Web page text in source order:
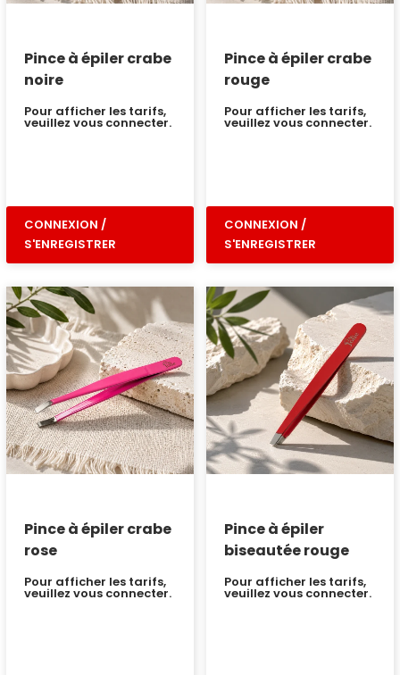
Pince à épiler crabe
noire
Pour afficher les tarifs,
veuillez vous connecter.
CONNEXION /
S'ENREGISTRER
Pince à épiler crabe
rouge
Pour afficher les tarifs,
veuillez vous connecter.
CONNEXION /
S'ENREGISTRER
Pince à épiler crabe
rose
Pour afficher les tarifs,
veuillez vous connecter.
Pince à épiler
biseautée rouge
Pour afficher les tarifs,
veuillez vous connecter.